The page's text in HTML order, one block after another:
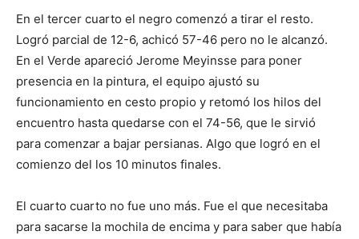
En el tercer cuarto el negro comenzó a tirar el resto.
Logró parcial de 12-6, achicó 57-46 pero no le alcanzó.
En el Verde apareció Jerome Meyinsse para poner
presencia en la pintura, el equipo ajustó su
funcionamiento en cesto propio y retomó los hilos del
encuentro hasta quedarse con el 74-56, que le sirvió
para comenzar a bajar persianas. Algo que logró en el
comienzo del los 10 minutos finales.
El cuarto cuarto no fue uno más. Fue el que necesitaba
para sacarse la mochila de encima y para saber que había